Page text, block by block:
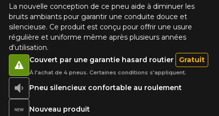
La nouvelle conception de ce pneu aide à diminuer les
bruits ambiants pour garantir une conduite douce et
silencieuse. Ce produit est conçu pour offrir une usure
régulière et uniforme même après plusieurs années
d'utilisation.
Pneu silencieux confortable au roulement
Nouveau produit
Couvert par une garantie hasard routier Gratuit
À l'achat de 4 pneus. Certaines conditions s'appliquent.